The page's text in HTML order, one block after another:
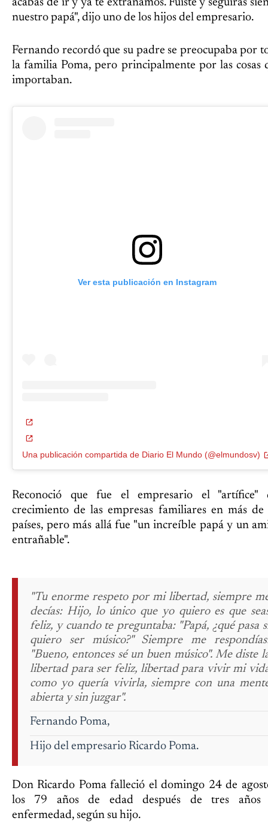
nuestro papá", dijo uno de los hijos del empresario.
Fernando recordó que su padre se preocupaba por
la familia Poma, pero principalmente por las cosas
importaban.
Ver esta publicación en Instagram
Una publicación compartida de Diario El Mundo (@elmundosv)
Reconoció que fue el empresario el "artífice"
crecimiento de las empresas familiares en más
países, pero más allá fue "un increíble papá y un
entrañable".
"Tu enorme respeto por mi libertad, siempre
decías: Hijo, lo único que yo quiero es que
feliz, y cuando te preguntaba: "Papá, ¿qué pasa
quiero ser músico?" Siempre me
"Bueno, entonces sé un buen músico". Me diste
libertad para ser feliz, libertad para vivir mi
como yo quería vivirla, siempre con una
abierta y sin juzgar".
Fernando Poma,
Hijo del empresario Ricardo Poma.
Don Ricardo Poma falleció el domingo 24 de
los 79 años de edad después de tres años
enfermedad, según su hijo.